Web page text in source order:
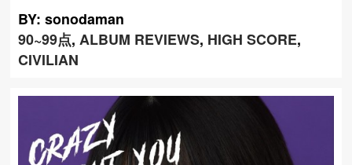
BY: sonodaman
90~99点,ALBUM REVIEWS, HIGH SCORE,
CIVILIAN